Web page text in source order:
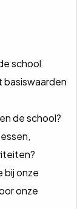
school
de school?
bij onze
onze